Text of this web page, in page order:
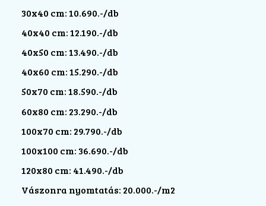
30x40 cm: 10.690.-/db
40x40 cm: 12.190.-/db
40x50 cm: 13.490.-/db
40x60 cm: 15.290.-/db
50x70 cm: 18.590.-/db
60x80 cm: 23.290.-/db
100x70 cm: 29.790.-/db
100x100 cm: 36.690.-/db
120x80 cm: 41.490.-/db
Vászonra nyomtatás: 20.000.-/m2